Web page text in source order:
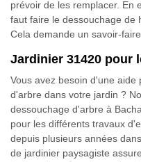
prévoir de les remplacer. En
faut faire le dessouchage de
Cela demande un savoir-faire.
Jardinier 31420 pour
Vous avez besoin d'une
d'arbre dans votre jardin ?
dessouchage d'arbre à
pour les différents travaux
depuis plusieurs années
de jardinier paysagiste